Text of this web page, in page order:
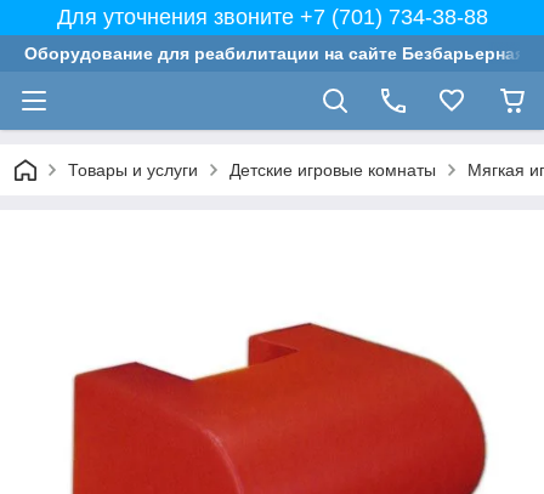
Для уточнения звоните +7 (701) 734-38-88
Оборудование для реабилитации на сайте Безбарьерная
Товары и услуги Детские игровые комнаты Мягкая